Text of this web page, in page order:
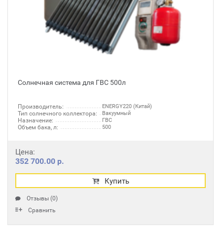
Солнечная система для ГВС 500л
Производитель: ENERGY220 (Китай)
Тип солнечного коллектора: Вакуумный
Назначение: ГВС
Объем бака, л: 500
Цена:
352 700.00 р.
Купить
Отзывы (0)
Сравнить